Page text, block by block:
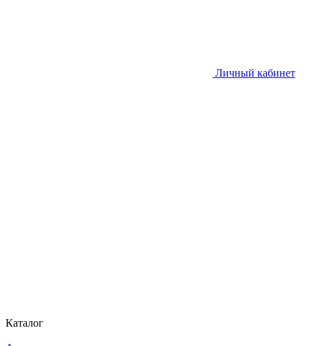
Личный кабинет
Каталог